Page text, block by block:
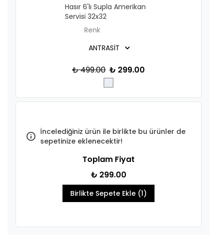
Hasır 6'lı Supla Amerikan
Servisi 32x32
Renk
₺ 499.00 ₺ 299.00
İncelediğiniz ürün ile birlikte bu ürünler de
sepetinize eklenecektir!
Toplam Fiyat
₺ 299.00
Birlikte Sepete Ekle (1)